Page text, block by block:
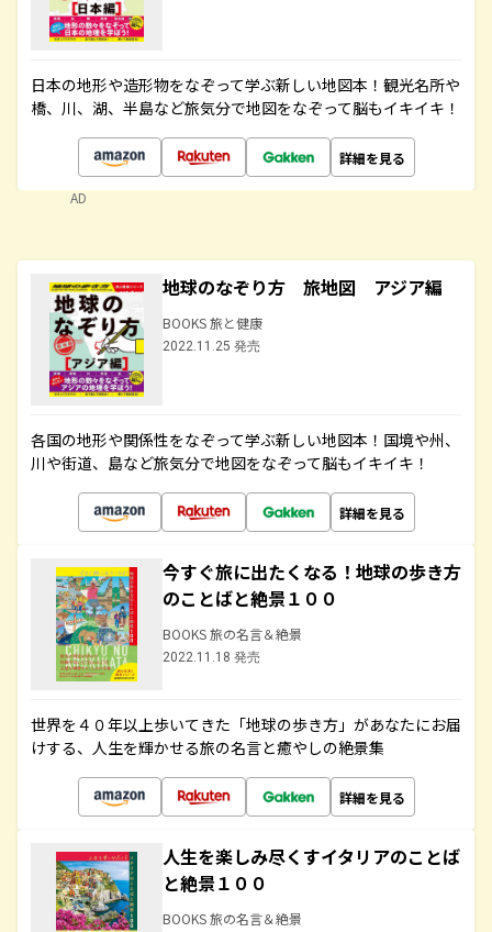
日本の地形や造形物をなぞって学ぶ新しい地図本！観光名所や
橋、川、湖、半島など旅気分で地図をなぞって脳もイキイキ！
詳細を見る
AD
地球のなぞり方 旅地図 アジア編
BOOKS 旅と健康
2022.11.25 発売
各国の地形や関係性をなぞって学ぶ新しい地図本！国境や州、
川や街道、島など旅気分で地図をなぞって脳もイキイキ！
詳細を見る
今すぐ旅に出たくなる！地球の歩き方
のことばと絶景１００
BOOKS 旅の名言＆絶景
2022.11.18 発売
世界を４０年以上歩いてきた「地球の歩き方」があなたにお届
けする、人生を輝かせる旅の名言と癒やしの絶景集
詳細を見る
人生を楽しみ尽くすイタリアのことば
と絶景１００
BOOKS 旅の名言＆絶景